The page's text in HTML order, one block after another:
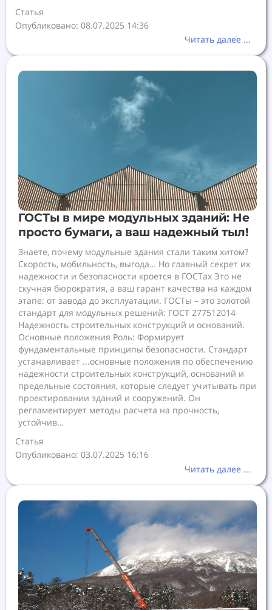
Статья
Опубликовано: 08.07.2025 14:36
Читать далее ...
ГОСТы в мире модульных зданий: Не
просто бумаги, а ваш надежный тыл!
Знаете, почему модульные здания стали таким хитом?
Скорость, мобильность, выгода… Но главный секрет их
надежности и безопасности кроется в ГОСТах Это не
скучная бюрократия, а ваш гарант качества на каждом
этапе: от завода до эксплуатации. ГОСТы – это золотой
стандарт для модульных решений: ГОСТ 277512014
Надежность строительных конструкций и оснований.
Основные положения Роль: Формирует
фундаментальные принципы безопасности. Стандарт
устанавливает ...основные положения по обеспечению
надежности строительных конструкций, оснований и
предельные состояния, которые следует учитывать при
проектировании зданий и сооружений. Он
регламентирует методы расчета на прочность,
устойчив…
Статья
Опубликовано: 03.07.2025 16:16
Читать далее ...